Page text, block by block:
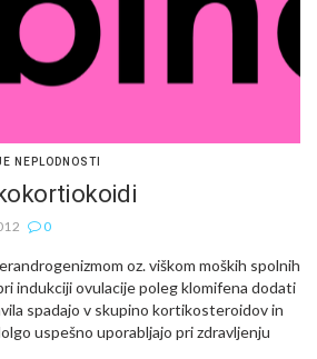
NEPLODNOSTI
0
oz. viškom moških spolnih
indukciji ovulacije poleg klomifena dodati
spadajo v skupino kortikosteroidov in
uspešno uporabljajo pri zdravljenju